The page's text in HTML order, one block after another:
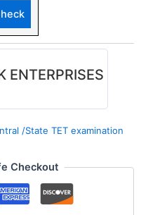
ENTERPRISES
/State TET examination
Checkout